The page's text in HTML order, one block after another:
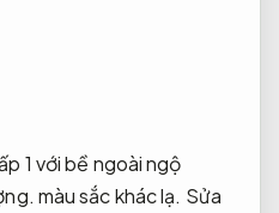
1 với bề ngoài ngộ
màu sắc khác lạ. Sửa